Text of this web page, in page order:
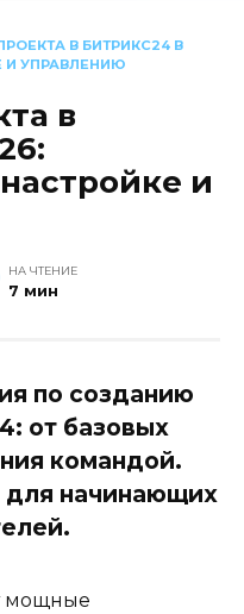
В БИТРИКС24 В
И УПРАВЛЕНИЮ
в
и
НА ЧТЕНИЕ
7 мин
по созданию
от базовых
командой.
для начинающих
мощные